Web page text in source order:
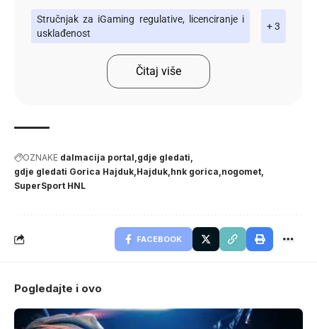
Stručnjak za iGaming regulative, licenciranje i
usklađenost
+ 3
Čitaj više
OZNAKE dalmacija portal gdje gledati
gdje gledati Gorica Hajduk Hajduk hnk gorica nogomet
SuperSport HNL
FACEBOOK
Pogledajte i ovo